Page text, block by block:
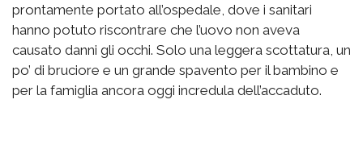
prontamente portato all’ospedale, dove i sanitari
hanno potuto riscontrare che l’uovo non aveva
causato danni gli occhi. Solo una leggera scottatura, un
po’ di bruciore e un grande spavento per il bambino e
per la famiglia ancora oggi incredula dell’accaduto.